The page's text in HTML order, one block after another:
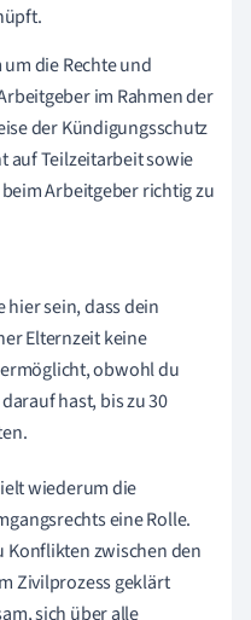
die Rechte und
im Rahmen der
der Kündigungsschutz
auf Teilzeitarbeit sowie
Arbeitgeber richtig zu
sein, dass dein
Elternzeit keine
obwohl du
hast, bis zu 30
wiederum die
eine Rolle.
Konflikten zwischen den
Zivilprozess geklärt
sich über alle